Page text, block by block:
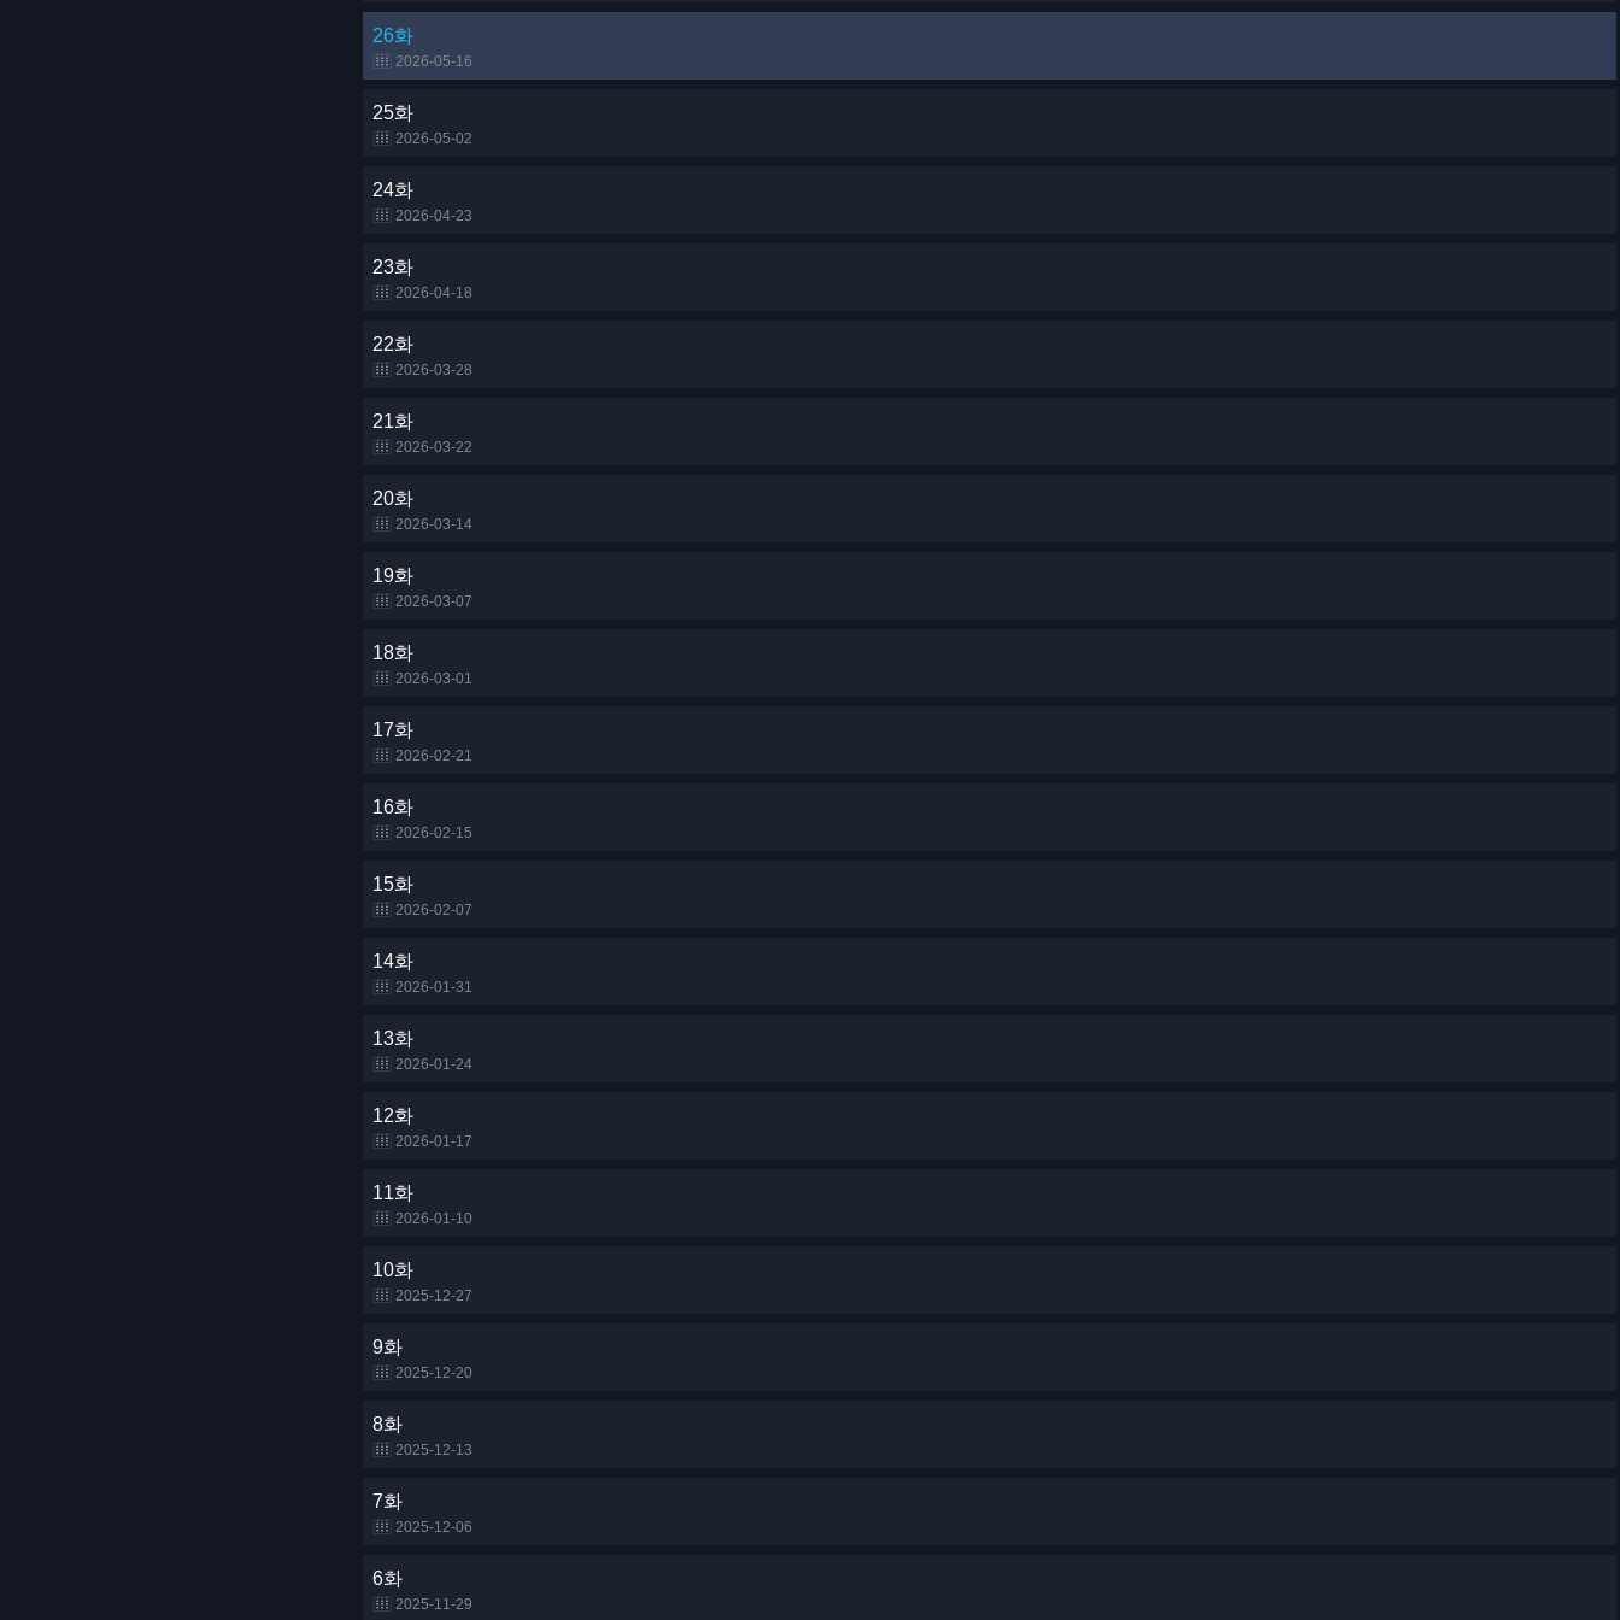
26화
2026-05-16
25화
2026-05-02
24화
2026-04-23
23화
2026-04-18
22화
2026-03-28
21화
2026-03-22
20화
2026-03-14
19화
2026-03-07
18화
2026-03-01
17화
2026-02-21
16화
2026-02-15
15화
2026-02-07
14화
2026-01-31
13화
2026-01-24
12화
2026-01-17
11화
2026-01-10
10화
2025-12-27
9화
2025-12-20
8화
2025-12-13
7화
2025-12-06
6화
2025-11-29